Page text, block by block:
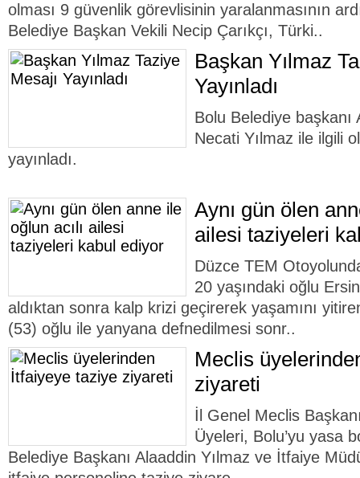
olması 9 güvenlik görevlisinin yaralanmasının
Belediye Başkan Vekili Necip Çarıkçı, Türki..
Başkan Yılmaz
Yayınladı
Bolu Belediye başkanı
Necati Yılmaz ile ilgili
yayınladı.
Aynı gün ölen
ailesi taziyeleri
Düzce TEM
20 yaşındaki oğlu Ersin
aldıktan sonra kalp krizi geçirerek yaşamını
(53) oğlu ile yanyana defnedilmesi sonr..
Meclis
ziyareti
İl Genel Meclis
Üyeleri, Bolu’yu yasa
Belediye Başkanı Alaaddin Yılmaz ve İtfaiye